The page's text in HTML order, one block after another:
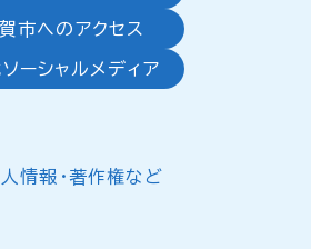
市へのアクセス
ーシャルメディア
人情報・著作権など